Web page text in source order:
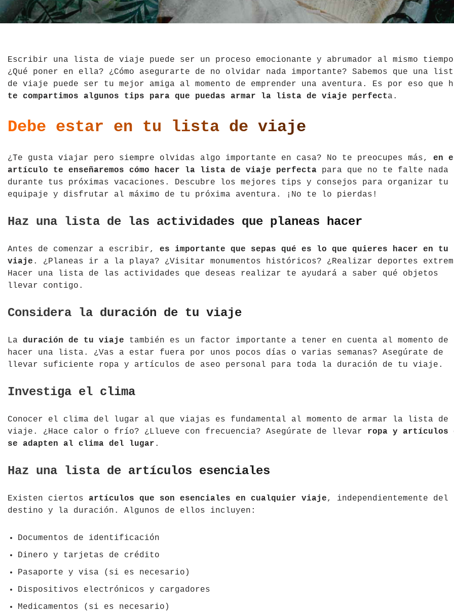
El Salvador
Hawái
México
Paraguay
República Dominicana
Venezuela
Jordania
La India
Madagascar
Maldivas
Nepal
Qatar
Tailandia
Vietnam
Croacia
Escocia
Eslovenia
Finlandia
Grecia
Hungría
Inglaterra
Islandia
Italia
Letonia
Macedonia del Norte
Portugal
Polonia
República Checa
Rusia
Serbia
Suecia
Turquía
Ucrania
Escribir una lista de viaje puede ser un proceso emocionante y abrumador al mismo
¿Qué poner en ella? ¿Cómo asegurarte de no olvidar nada importante? Sabemos que una
de viaje puede ser tu mejor amiga al momento de emprender una aventura. Es por eso que
te compartimos algunos tips para que puedas armar la lista de viaje perfecta.
Debe estar en tu lista de viaje
¿Te gusta viajar pero siempre olvidas algo importante en casa? No te preocupes más, en
artículo te enseñaremos cómo hacer la lista de viaje perfecta para que no te falte nada
durante tus próximas vacaciones. Descubre los mejores tips y consejos para organizar tu
equipaje y disfrutar al máximo de tu próxima aventura. ¡No te lo pierdas!
Haz una lista de las actividades que planeas hacer
Antes de comenzar a escribir, es importante que sepas qué es lo que quieres hacer en tu
viaje . ¿Planeas ir a la playa? ¿Visitar monumentos históricos? ¿Realizar deportes
Hacer una lista de las actividades que deseas realizar te ayudará a saber qué objetos
llevar contigo.
Considera la duración de tu viaje
La duración de tu viaje también es un factor importante a tener en cuenta al momento de
hacer una lista. ¿Vas a estar fuera por unos pocos días o varias semanas? Asegúrate de
llevar suficiente ropa y artículos de aseo personal para toda la duración de tu viaje.
Investiga el clima
Conocer el clima del lugar al que viajas es fundamental al momento de armar la lista de
viaje. ¿Hace calor o frío? ¿Llueve con frecuencia? Asegúrate de llevar ropa y artículos
se adapten al clima del lugar .
Haz una lista de artículos esenciales
Existen ciertos artículos que son esenciales en cualquier viaje, independientemente del
destino y la duración. Algunos de ellos incluyen:
Documentos de identificación
Dinero y tarjetas de crédito
Pasaporte y visa (si es necesario)
Dispositivos electrónicos y cargadores
Medicamentos (si es necesario)